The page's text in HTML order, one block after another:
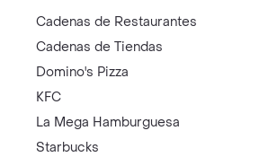
Cadenas de Restaurantes
Cadenas de Tiendas
Domino's Pizza
KFC
La Mega Hamburguesa
Starbucks